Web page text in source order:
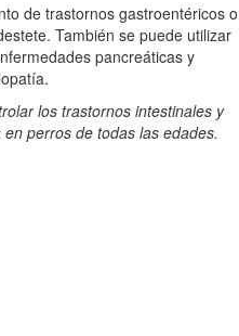
de trastornos gastroentéricos o
También se puede utilizar
pancreáticas y
los trastornos intestinales y
perros de todas las edades.